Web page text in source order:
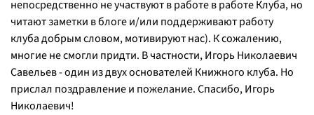
непосредственно не участвуют в работе в работе Клуба, но
читают заметки в блоге и/или поддерживают работу
клуба добрым словом, мотивируют нас). К сожалению,
многие не смогли придти. В частности, Игорь Николаевич
Савельев - один из двух основателей Книжного клуба. Но
прислал поздравление и пожелание. Спасибо, Игорь
Николаевич!